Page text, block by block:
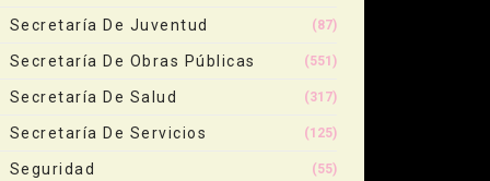
Secretaría De Juventud (87)
Secretaría De Obras Públicas (551)
Secretaría De Salud (317)
Secretaría De Servicios (125)
Seguridad (55)